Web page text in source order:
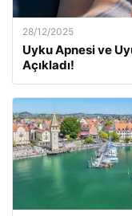
28/12/2025
Uyku Apnesi ve
Açıkladı!